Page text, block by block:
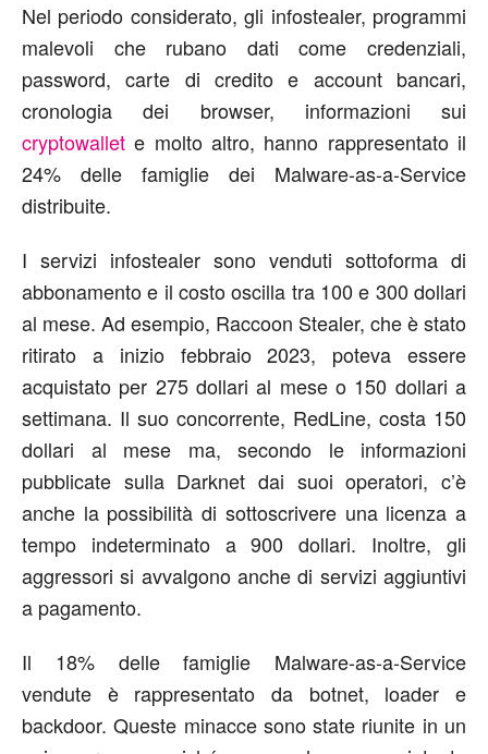
Nel periodo considerato, gli infostealer, programmi
malevoli che rubano dati come credenziali,
password, carte di credito e account bancari,
cronologia dei browser, informazioni sui
cryptowallet e molto altro, hanno rappresentato il
24% delle famiglie dei Malware-as-a-Service
distribuite.
I servizi infostealer sono venduti sottoforma di
abbonamento e il costo oscilla tra 100 e 300 dollari
al mese. Ad esempio, Raccoon Stealer, che è stato
ritirato a inizio febbraio 2023, poteva essere
acquistato per 275 dollari al mese o 150 dollari a
settimana. Il suo concorrente, RedLine, costa 150
dollari al mese ma, secondo le informazioni
pubblicate sulla Darknet dai suoi operatori, c’è
anche la possibilità di sottoscrivere una licenza a
tempo indeterminato a 900 dollari. Inoltre, gli
aggressori si avvalgono anche di servizi aggiuntivi
a pagamento.
Il 18% delle famiglie Malware-as-a-Service
vendute è rappresentato da botnet, loader e
backdoor. Queste minacce sono state riunite in un